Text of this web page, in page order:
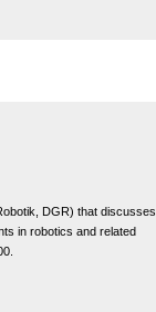
DGR) that discusses
in robotics and related